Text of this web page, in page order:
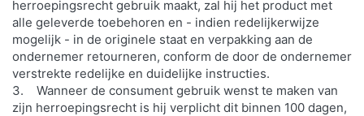
herroepingsrecht gebruik maakt, zal hij het product met
alle geleverde toebehoren en - indien redelijkerwijze
mogelijk - in de originele staat en verpakking aan de
ondernemer retourneren, conform de door de ondernemer
verstrekte redelijke en duidelijke instructies.
3. Wanneer de consument gebruik wenst te maken van
zijn herroepingsrecht is hij verplicht dit binnen 100 dagen,